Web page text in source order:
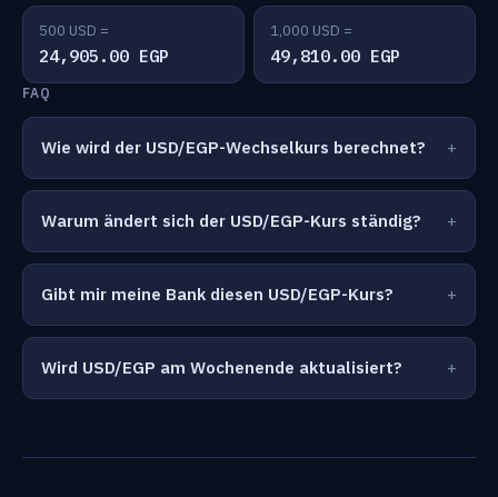
500 USD =
24,905.00 EGP
1,000 USD =
49,810.00 EGP
FAQ
Wie wird der USD/EGP-Wechselkurs berechnet?
Warum ändert sich der USD/EGP-Kurs ständig?
Gibt mir meine Bank diesen USD/EGP-Kurs?
Wird USD/EGP am Wochenende aktualisiert?